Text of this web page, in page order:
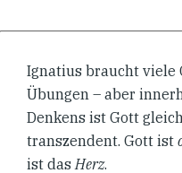
Ignatius braucht viele
Übungen – aber
Denkens ist Gott
transzendent. Gott ist
ist dasHerz.